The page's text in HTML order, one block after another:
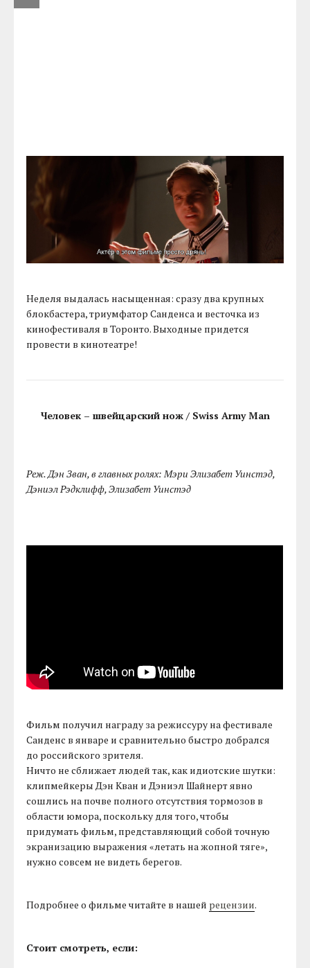
Неделя выдалась насыщенная: сразу два крупных
блокбастера, триумфатор Санденса и весточка из
кинофестиваля в Торонто. Выходные придется
провести в кинотеатре!
Человек – швейцарский нож / Swiss Army Man
Реж. Дэн Зван, в главных ролях: Мэри Элизабет Уинстэд,
Дэниэл Рэдклифф, Элизабет Уинстэд
Фильм получил награду за режиссуру на фестивале
Санденс в январе и сравнительно быстро добрался
до российского зрителя.
Ничто не сближает людей так, как идиотские шутки:
клипмейкеры Дэн Кван и Дэниэл Шайнерт явно
сошлись на почве полного отсутствия тормозов в
области юмора, поскольку для того, чтобы
придумать фильм, представляющий собой точную
экранизацию выражения «летать на жопной тяге»,
нужно совсем не видеть берегов.
Подробнее о фильме читайте в нашей рецензии.
Стоит смотреть, если: